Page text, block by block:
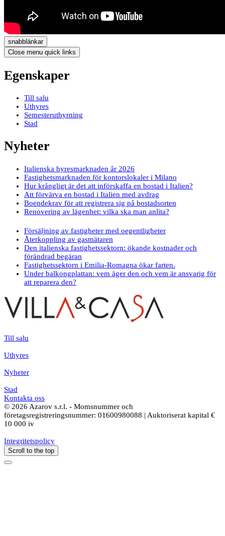
snabblänkar
Close menu quick links
Egenskaper
Till salu
Uthyres
Semesteruthyrning
Stad
Nyheter
Italienska hyresmarknaden år 2026
Fastighetsmarknaden för kontorslokaler i Milano
Hur krångligt är det att införskaffa en bostad i Italien?
Att förvärva en bostad i Italien med avdrag
Boendekrav för att registrera sig på bostadsorten
Renovering av lägenhet: vilka ska man anlita?
Försäljning av fastigheter med oegentligheter
Återkoppling av gasmätaren
Den italienska fastighetssektorn: ökande kostnader och
förändrad begäran
Fastighetssektorn i Emilia-Romagna ökar farten.
Under balkongplattan: vem äger den och vem är ansvarig för
att reparera den?
Till salu
Uthyres
Nyheter
Stad
Kontakta oss
© 2026 Azarov s.r.l. - Momsnummer och
företagsregistreringsnummer: 01600980088 | Auktoriserat kapital €
10 000 iv
Integritetspolicy
Scroll to the top